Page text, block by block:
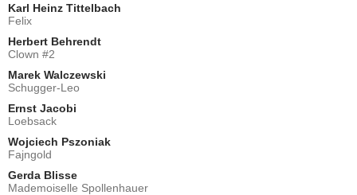
Karl Heinz Tittelbach
Felix
Herbert Behrendt
Clown #2
Marek Walczewski
Schugger-Leo
Ernst Jacobi
Loebsack
Wojciech Pszoniak
Fajngold
Gerda Blisse
Mademoiselle Spollenhauer